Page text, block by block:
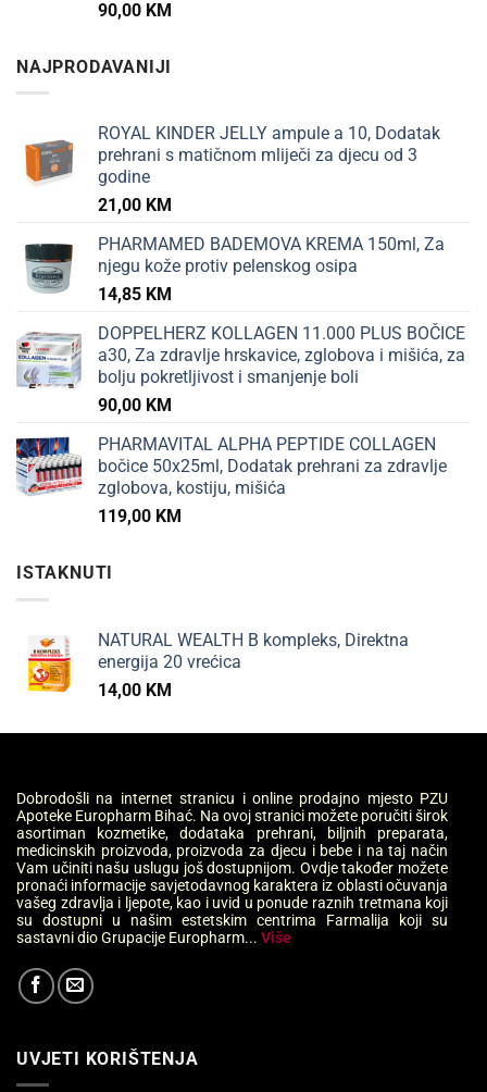
90,00 KM
NAJPRODAVANIJI
ROYAL KINDER JELLY ampule a 10, Dodatak
prehrani s matičnom mliječi za djecu od 3
godine
21,00 KM
PHARMAMED BADEMOVA KREMA 150ml, Za
njegu kože protiv pelenskog osipa
14,85 KM
DOPPELHERZ KOLLAGEN 11.000 PLUS BOČICE
a30, Za zdravlje hrskavice, zglobova i mišića, za
bolju pokretljivost i smanjenje boli
90,00 KM
PHARMAVITAL ALPHA PEPTIDE COLLAGEN
bočice 50x25ml, Dodatak prehrani za zdravlje
zglobova, kostiju, mišića
119,00 KM
ISTAKNUTI
NATURAL WEALTH B kompleks, Direktna
energija 20 vrećica
14,00 KM
Dobrodošli na internet stranicu i online prodajno mjesto PZU
Apoteke Europharm Bihać. Na ovoj stranici možete poručiti širok
asortiman kozmetike, dodataka prehrani, biljnih preparata,
medicinskih proizvoda, proizvoda za djecu i bebe i na taj način
Vam učiniti našu uslugu još dostupnijom. Ovdje također možete
pronaći informacije savjetodavnog karaktera iz oblasti očuvanja
vašeg zdravlja i ljepote, kao i uvid u ponude raznih tretmana koji
su dostupni u našim estetskim centrima Farmalija koji su
sastavni dio Grupacije Europharm... Više
UVJETI KORIŠTENJA